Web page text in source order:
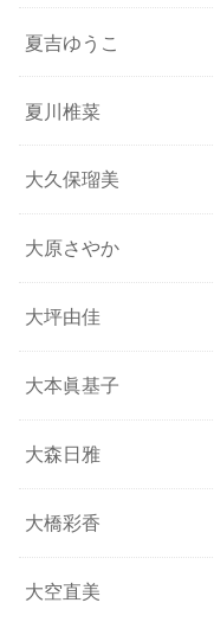
夏吉ゆうこ
夏川椎菜
大久保瑠美
大原さやか
大坪由佳
大本眞基子
大森日雅
大橋彩香
大空直美